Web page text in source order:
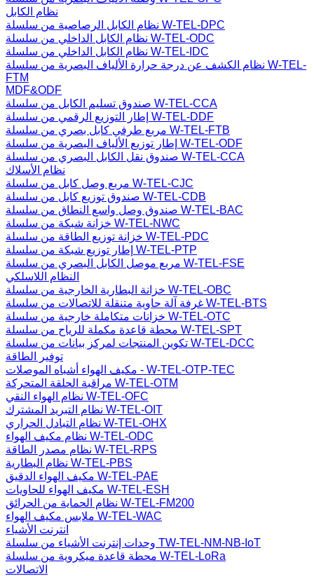
نظام الكابل
نظام الكابل الرصاصية من سلسلة W-TEL-DPC
نظام الكابل الداخلي من سلسلة W-TEL-ODC
نظام الكابل الداخلي من سلسلة W-TEL-IDC
نظام الكشف عن درجة حرارة الألياف البصرية من سلسلة W-TEL-
FTM
MDF&ODF
صندوق تسليم الكابل من سلسلة W-TEL-CCA
إطار التوزيع الرقمي من سلسلة W-TEL-DDF
مربع طرفي كابل بصري من سلسلة W-TEL-FTB
إطار توزيع الألياف البصرية من سلسلة W-TEL-ODF
صندوق نقل الكابل البصري من سلسلة W-TEL-CCA
نظام الأسلاك
مربع وصل كابل من سلسلة W-TEL-CJC
صندوق توزيع كابل من سلسلة W-TEL-CDB
صندوق وصل واسع النطاق من سلسلة W-TEL-BAC
خزانة شبكة من سلسلة W-TEL-NWC
خزانة توزيع الطاقة من سلسلة W-TEL-PDC
إطار توزيع شبكة من سلسلة W-TEL-PTP
مربع موصل الكابل البصري من سلسلة W-TEL-FSE
النظام اللاسلكي
خزانة البطارية الخارجية من سلسلة W-TEL-OBC
غرفة آلة حاوية متنقلة للاتصالات من سلسلة W-TEL-BTS
خزانات متكاملة خارجية من سلسلة W-TEL-OTC
محطة قاعدة مكملة للرياح من سلسلة W-TEL-SPT
تكوين المنتجات لمركز بيانات من سلسلة W-TEL-DCC
توفير الطاقة
مكيف الهواء أشباه الموصلات - W-TEL-OTP-TEC
مراقبة الحلقة المتحركة W-TEL-OTM
نظام الهواء النقي W-TEL-OFC
نظام التبريد المشترك W-TEL-OIT
نظام التبادل الحراري W-TEL-OHX
نظام مكيف الهواء W-TEL-ODC
نظام مصدر الطاقة W-TEL-RPS
نظام البطارية W-TEL-PBS
مكيف الهواء الدقيق W-TEL-PAE
مكيف الهواء للحاويات W-TEL-ESH
نظام الحماية من الحرائق W-TEL-FM200
ملابس مكيف الهواء W-TEL-WAC
انترنت الأشياء
وحدات إنترنت الأشياء من سلسلة TW-TEL-NM-NB-IoT
محطة قاعدة ميكروية من سلسلة W-TEL-LoRa
الاتصالات